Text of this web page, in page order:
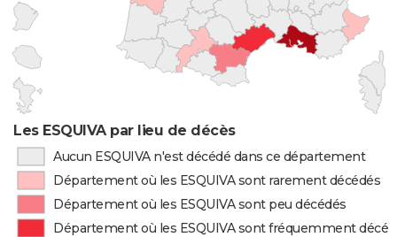
Les ESQUIVA par lieu de décès
Aucun ESQUIVA n'est décédé dans ce département
Département où les ESQUIVA sont rarement décédés
Département où les ESQUIVA sont peu décédés
Département où les ESQUIVA sont fréquemment